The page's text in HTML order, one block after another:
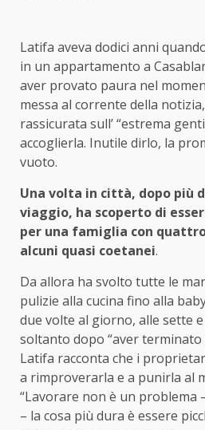
Latifa aveva dodici anni
in un appartamento a
aver provato paura nel
messa al corrente della
rassicurata sull’ “estrema
accoglierla. Inutile dirlo, la
vuoto.
Una volta in città, dopo più
viaggio, ha scoperto di
per una famiglia con
alcuni quasi coetanei.
Da allora ha svolto tutte le
pulizie alla cucina fino alla
due volte al giorno, alle sette
soltanto dopo “aver terminato
Latifa racconta che i
a rimproverarla e a punirla al
“Lavorare non è un problema
– la cosa più dura è essere